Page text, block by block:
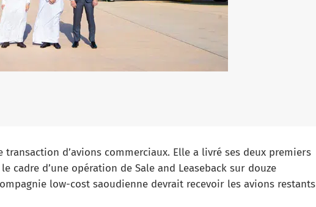
transaction d’avions commerciaux. Elle a livré ses deux premiers
cadre d’une opération de Sale and Leaseback sur douze
low-cost saoudienne devrait recevoir les avions restants